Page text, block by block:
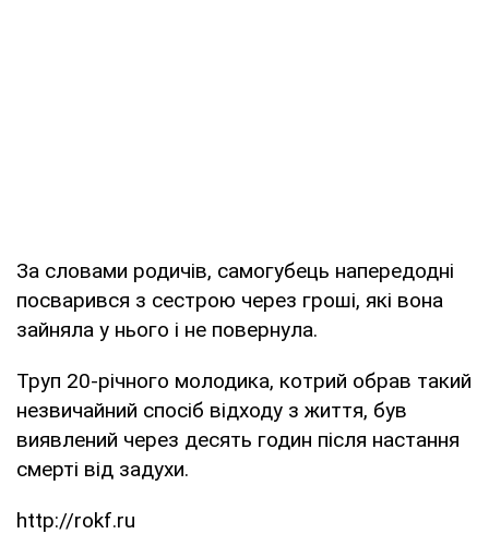
За словами родичів, самогубець напередодні
посварився з сестрою через гроші, які вона
зайняла у нього і не повернула.
Труп 20-річного молодика, котрий обрав такий
незвичайний спосіб відходу з життя, був
виявлений через десять годин після настання
смерті від задухи.
http://rokf.ru